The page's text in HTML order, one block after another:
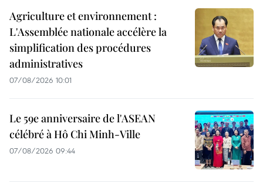
Agriculture et environnement :
L'Assemblée nationale accélère la
simplification des procédures
administratives
07/08/2026 10:01
Le 59e anniversaire de l'ASEAN
célébré à Hô Chi Minh-Ville
07/08/2026 09:44